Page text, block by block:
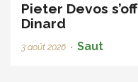
Pieter Devos
Dinard
3 août 2026 • Saut